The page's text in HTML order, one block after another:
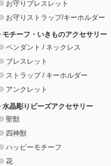
お守りブレスレット
お守りストラップ/キーホルダー
モチーフ・いきものアクセサリー
ペンダント / ネックレス
ブレスレット
ストラップ / キーホルダー
アンクレット
水晶彫りビーズアクセサリー
聖獣
四神獣
ハッピーモチーフ
花